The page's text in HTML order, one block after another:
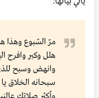
مرّ السّبوع وهذا
هلل وكبر وافرح
وانهض وسبح
سبحانه الخلاق